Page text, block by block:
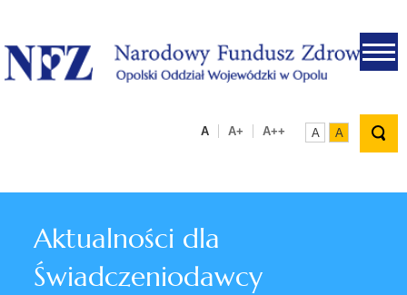
.
A A+ A++ A A
Aktualności dla
Świadczeniodawcy